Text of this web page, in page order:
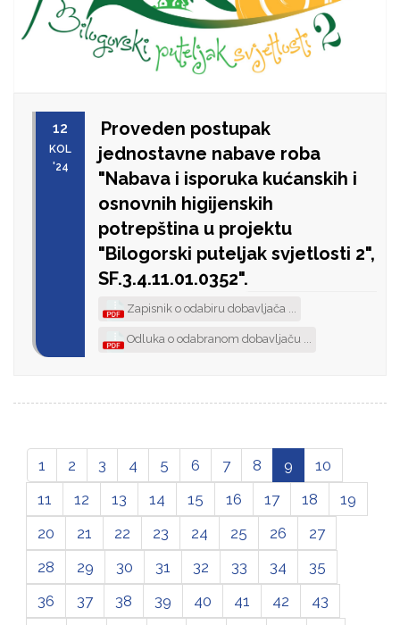
12
KOL
'24
Proveden postupak
jednostavne nabave roba
"Nabava i isporuka kućanskih i
osnovnih higijenskih
potrepština u projektu
"Bilogorski puteljak svjetlosti 2",
SF.3.4.11.01.0352".
Zapisnik o odabiru dobavljača ...
Odluka o odabranom dobavljaču ...
1 2 3 4 5 6 7 8 9
10
11
12 13 14 15 16 17 18
19
20
21 22 23 24 25 26
27
28
29 30 31 32 33 34
35
36
37 38 39 40 41 42
43